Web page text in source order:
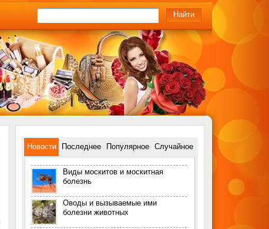
Новости Последнее Популярное Случайное
Виды москитов и москитная
болезнь
Оводы и вызываемые ими
болезни животных